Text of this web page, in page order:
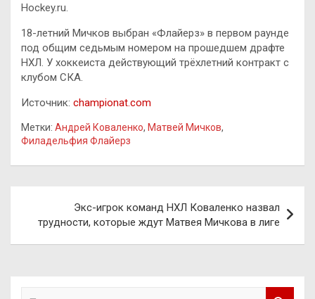
Hockey.ru.
18-летний Мичков выбран «Флайерз» в первом раунде
под общим седьмым номером на прошедшем драфте
НХЛ. У хоккеиста действующий трёхлетний контракт с
клубом СКА.
Источник: championat.com
Метки: Андрей Коваленко, Матвей Мичков,
Филадельфия Флайерз
записям
Экс-игрок команд НХЛ Коваленко назвал
трудности, которые ждут Матвея Мичкова в лиге